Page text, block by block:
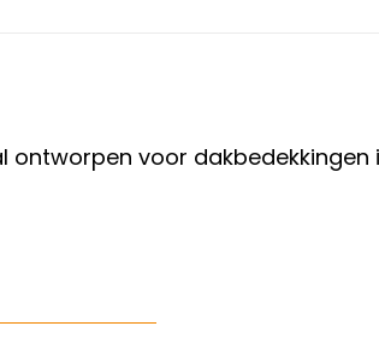
ontworpen voor dakbedekkingen